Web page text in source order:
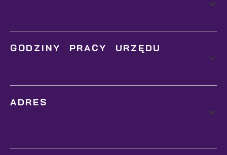
GODZINY PRACY URZĘDU
ADRES